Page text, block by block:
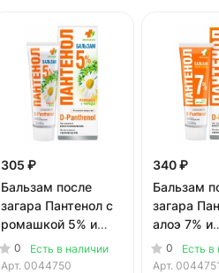
305 ₽
Бальзам после
загара Пантенол с
ромашкой 5% и
чередой 90 мл
0
Есть в наличии
Арт. 0044750
340 ₽
Бальзам
загара
алоэ 7% и
0
Есть в
Арт.